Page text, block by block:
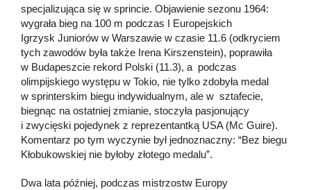
specjalizująca się w sprincie. Objawienie sezonu 1964:
wygrała bieg na 100 m podczas I Europejskich
Igrzysk Juniorów w Warszawie w czasie 11.6 (odkryciem
tych zawodów była także Irena Kirszenstein), poprawiła
w Budapeszcie rekord Polski (11.3), a podczas
olimpijskiego występu w Tokio, nie tylko zdobyła medal
w sprinterskim biegu indywidualnym, ale w sztafecie,
biegnąc na ostatniej zmianie, stoczyła pasjonujący
i zwycięski pojedynek z reprezentantką USA (Mc Guire).
Komentarz po tym wyczynie był jednoznaczny: “Bez biegu
Kłobukowskiej nie byłoby złotego medalu”.
Dwa lata później, podczas mistrzostw Europy